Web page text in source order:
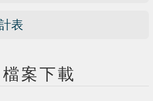
表
檔案下載